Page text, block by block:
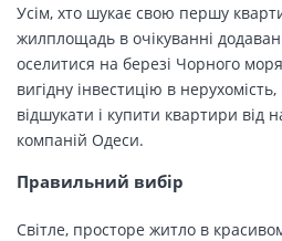
Усім, хто шукає свою першу
жилплощадь в очікуванні
оселитися на березі Чорного
вигідну інвестицію в
відшукати і купити квартири від
компаній Одеси.
Правильний вибір
Світле, просторе житло в